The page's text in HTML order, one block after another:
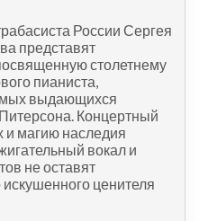
России Сергея
представят
столетнему
пианиста,
выдающихся
Концертный
и магию наследия
вокал и
не оставят
ценителя